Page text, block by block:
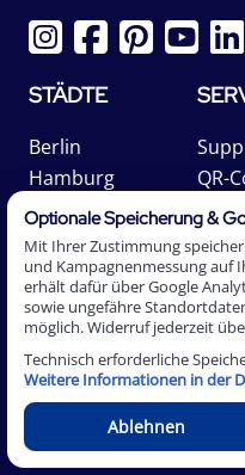
STÄDTE
Berlin
Hamburg
Herford
Bielefeld
Köln
München
Stuttgart
Hannover
QR-
"Wer
Optionale Speicherung &
Mit Ihrer Zustimmung
und Kampagnenmessung auf
erhält dafür über Google
sowie ungefähre
möglich. Widerruf jederzeit
Technisch erforderliche
Weitere Informationen in der
Ablehnen